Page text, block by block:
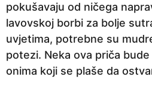
pokušavaju od ničega
lavovskoj borbi za bolje
uvjetima, potrebne su
potezi. Neka ova priča
onima koji se plaše da